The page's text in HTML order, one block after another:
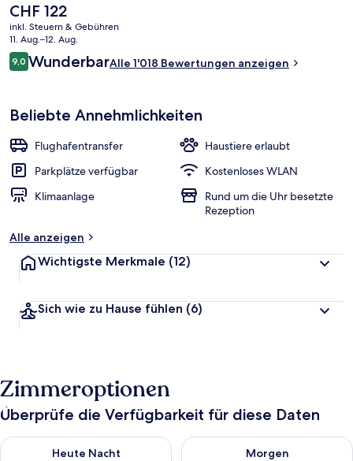
Der
aktuelle
Preis
beträgt
CHF 122.
CHF 122
inkl. Steuern & Gebühren
11. Aug.–12. Aug.
Bewertungen
9,09,0 von 10.
WunderbarAlle 1'018 Bewertungen anzeigen
Beliebte Annehmlichkeiten
Flughafentransfer
Haustiere erlaubt
Parkplätze verfügbar
Kostenloses WLAN
Klimaanlage
Rund um die Uhr besetzte
Rezeption
Alle anzeigen
Wichtigste Merkmale (12)
Sich wie zu Hause fühlen (6)
Zimmeroptionen
Überprüfe die Verfügbarkeit für diese Daten
Heute Nacht
Überprüfe die Verfügbarkeit für heute Nacht, Aug. 9 - Aug.
Morgen
Überprüfe die Verfügbarkeit